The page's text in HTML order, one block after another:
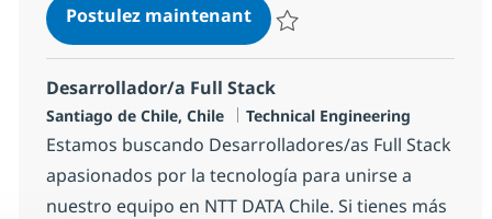
Postulez maintenantDesarrollador/a Front End
Desarrollador/a Full Stack
Localisation
Santiago de Chile, Chile Catégorie
Technical Engineering
Estamos buscando Desarrolladores/as Full Stack
apasionados por la tecnología para unirse a
nuestro equipo en NTT DATA Chile. Si tienes más